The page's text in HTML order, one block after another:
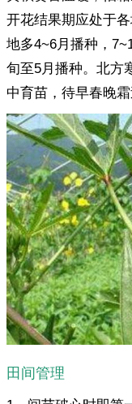
开花结果期应处于
地多4~6月播种，
旬至5月播种。北方
中育苗，待早春晚
田间管理